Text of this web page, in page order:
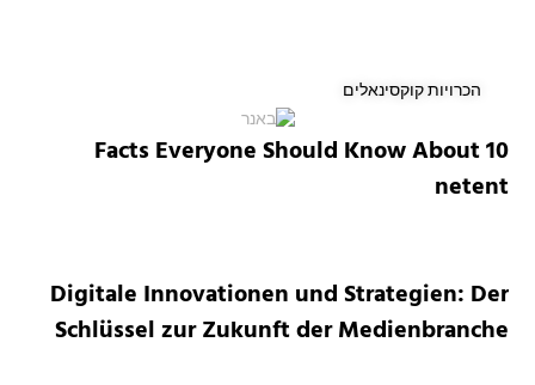
הכרויות קוקסינאלים
10 Facts Everyone Should Know About
netent
Digitale Innovationen und Strategien: Der
Schlüssel zur Zukunft der Medienbranche